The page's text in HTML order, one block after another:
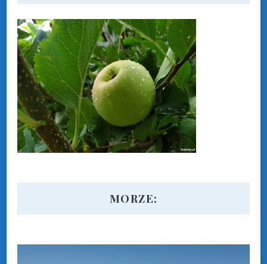
MORZE: